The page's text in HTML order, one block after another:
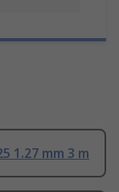
1.27 mm 3 m